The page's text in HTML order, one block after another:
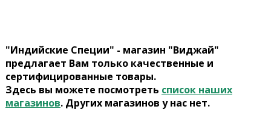
"Индийские Специи" - магазин "Виджай"
предлагает Вам только качественные и
сертифицированные товары.
Здесь вы можете посмотреть список наших
магазинов. Других магазинов у нас нет.